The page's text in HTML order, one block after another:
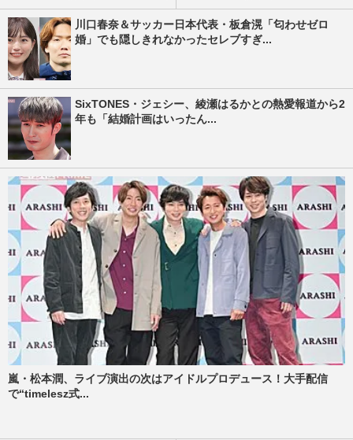
川口春奈＆サッカー日本代表・板倉滉「匂わせゼロ
婚」でも隠しきれなかったセレブすぎ...
SixTONES・ジェシー、綾瀬はるかとの熱愛報道から2
年も「結婚計画はいったん...
嵐・松本潤、ライブ演出の次はアイドルプロデュース！大手配信
で“timelesz式...